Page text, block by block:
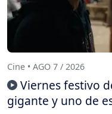
Cine • AGO 7 / 2026
Viernes festivo
gigante y uno de